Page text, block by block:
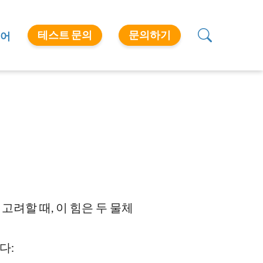
테스트 문의 문의하기
려할 때, 이 힘은 두 물체
: